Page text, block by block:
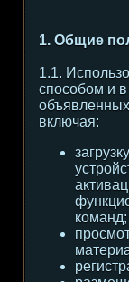
1. Общие
1.1.
способом и
включая:
команд;